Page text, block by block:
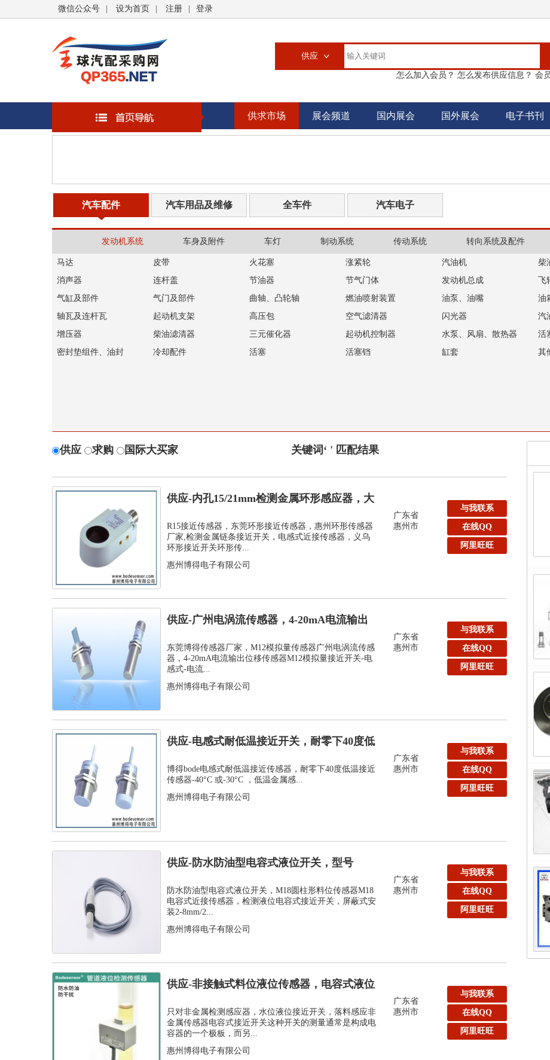
微信公众号 设为首页 注册 登录
供应
求购
企业
书刊
怎么加入会员？ 怎么发布供应信息？ 会
供求市场 展会频道 国内展会 国外展会 电子书刊
汽车配件 汽车用品及维修 全车件 汽车电子
发动机系统 车身及附件 车灯 制动系统 传动系统 转向系统及配件
马达 皮带 火花塞 涨紧轮 汽油机 柴
消声器
连杆盖 节油器 节气门体 发动机总成
气缸及部件
气门及部件 曲轴、凸轮轴 燃油喷射装置 油泵、油嘴 油
轴瓦及连杆瓦
起动机支架 高压包 空气滤清器 闪光器 汽
增压器
柴油滤清器 三元催化器 起动机控制器 水泵、风扇、散热器 活
密封垫组件、油封
冷却配件 活塞 活塞铛 缸套 其
供应 求购 国际大买家 关键词‘ ' 匹配结果
供应-内孔15/21mm检测金属环形感应器，大
孔环...
R15接近传感器，东莞环形接近传感器，惠州环形传感器
厂家,检测金属链条接近开关，电感式近接传感器，义乌
环形接近开关环形传...
惠州博得电子有限公司
广东省
惠州市
与我联系
在线QQ
阿里旺旺
供应-广州电涡流传感器，4-20mA电流输出
位移传...
东莞博得传感器厂家，M12模拟量传感器广州电涡流传感
器，4-20mA电流输出位移传感器M12模拟量接近开关-电
感式-电流...
惠州博得电子有限公司
广东省
惠州市
与我联系
在线QQ
阿里旺旺
供应-电感式耐低温接近开关，耐零下40度低
温接近传...
博得bode电感式耐低温接近传感器，耐零下40度低温接近
传感器-40°C 或-30°C ，低温金属感...
惠州博得电子有限公司
广东省
惠州市
与我联系
在线QQ
阿里旺旺
供应-防水防油型电容式液位开关，型号
C1PF- M...
防水防油型电容式液位开关，M18圆柱形料位传感器M18
电容式近接传感器，检测液位电容式接近开关，屏蔽式安
装2-8mm/2...
惠州博得电子有限公司
广东省
惠州市
与我联系
在线QQ
阿里旺旺
供应-非接触式料位液位传感器，电容式液位
开关
只对非金属检测感应器，水位液位接近开关，落料感应非
金属传感器电容式接近开关这种开关的测量通常是构成电
容器的一个极板，而另...
惠州博得电子有限公司
广东省
惠州市
与我联系
在线QQ
阿里旺旺